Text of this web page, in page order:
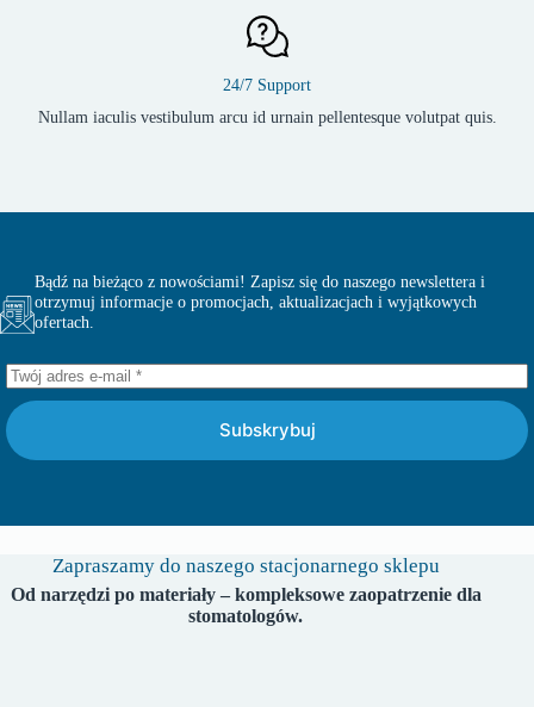
24/7 Support
Nullam iaculis vestibulum arcu id urnain pellentesque volutpat quis.
Bądź na bieżąco z nowościami! Zapisz się do naszego newslettera i
otrzymuj informacje o promocjach, aktualizacjach i wyjątkowych
ofertach.
Subskrybuj
Zapraszamy do naszego stacjonarnego sklepu
Od narzędzi po materiały – kompleksowe zaopatrzenie dla
stomatologów.